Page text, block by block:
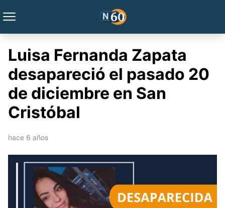
Luisa Fernanda Zapata
desapareció el pasado 20
de diciembre en San
Cristóbal
hace 6 años